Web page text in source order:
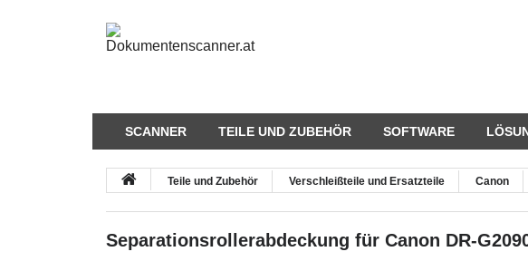
SCANNER TEILE UND ZUBEHÖR SOFTWARE
Teile und Zubehör Verschleißteile und Ersatzteile Canon
Separationsrollerabdeckung für Canon DR-